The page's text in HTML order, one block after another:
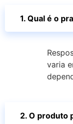
1. Qual é o
varia
2. O produto